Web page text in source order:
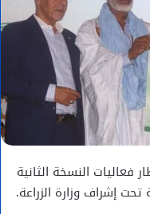
فعاليات النسخة الثانية
تحت إشراف وزارة الزراعة.